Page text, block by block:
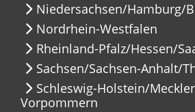
Niedersachsen/Hamburg/
Nordrhein-Westfalen
Rheinland-Pfalz/Hessen/
Sachsen/Sachsen-Anhalt/
Schleswig-Holstein/
Vorpommern